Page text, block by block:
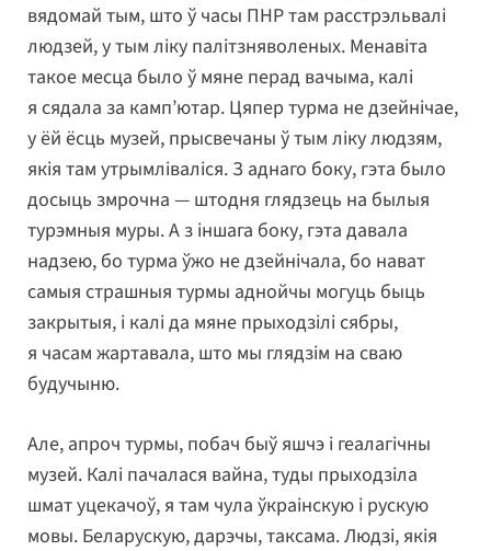
вядомай тым, што ў часы ПНР там расстрэльвалі
людзей, у тым ліку палітзняволеных. Менавіта
такое месца было ў мяне перад вачыма, калі
я сядала за камп’ютар. Цяпер турма не дзейнічае,
у ёй ёсць музей, прысвечаны ў тым ліку людзям,
якія там утрымліваліся. З аднаго боку, гэта было
досыць змрочна — штодня глядзець на былыя
турэмныя муры. А з іншага боку, гэта давала
надзею, бо турма ўжо не дзейнічала, бо нават
самыя страшныя турмы аднойчы могуць быць
закрытыя, і калі да мяне прыходзілі сябры,
я часам жартавала, што мы глядзім на сваю
будучыню.
Але, апроч турмы, побач быў яшчэ і геалагічны
музей. Калі пачалася вайна, туды прыходзіла
шмат уцекачоў, я там чула ўкраінскую і рускую
мовы. Беларускую, дарэчы, таксама. Людзі, якія